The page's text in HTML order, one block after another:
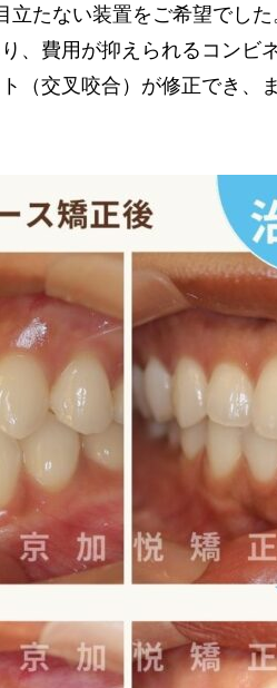
たない装置をご希望でした
、費用が抑えられるコンビ
（交叉咬合）が修正でき